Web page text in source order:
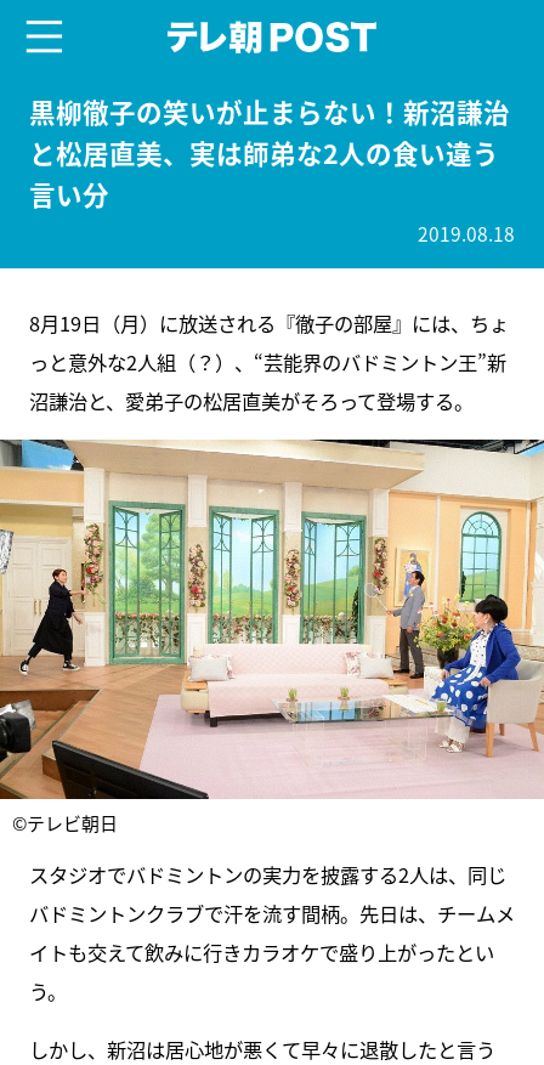
黒柳徹子の笑いが止まらない！新沼謙治
と松居直美、実は師弟な2人の食い違う
言い分
2019.08.18
8月19日（月）に放送される『徹子の部屋』には、ちょ
っと意外な2人組（？）、“芸能界のバドミントン王”新
沼謙治と、愛弟子の松居直美がそろって登場する。
©テレビ朝日
スタジオでバドミントンの実力を披露する2人は、同じ
バドミントンクラブで汗を流す間柄。先日は、チームメ
イトも交えて飲みに行きカラオケで盛り上がったとい
う。
しかし、新沼は居心地が悪くて早々に退散したと言う